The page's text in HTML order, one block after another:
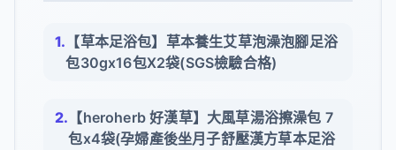
【草本足浴包】草本養生艾草泡澡泡腳足浴
包30gx16包X2袋(SGS檢驗合格)
【heroherb 好漢草】大風草湯浴擦澡包 7
包x4袋(孕婦產後坐月子舒壓漢方草本足浴